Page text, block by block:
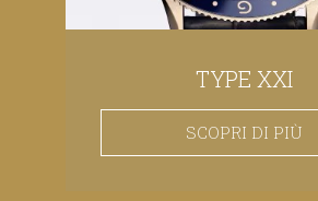
TYPE XXI
SCOPRI DI PIÙ